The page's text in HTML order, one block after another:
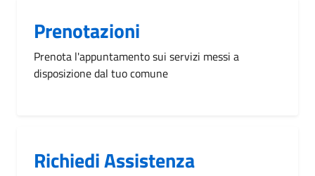
Prenotazioni
Prenota l'appuntamento sui servizi messi a
disposizione dal tuo comune
Richiedi Assistenza